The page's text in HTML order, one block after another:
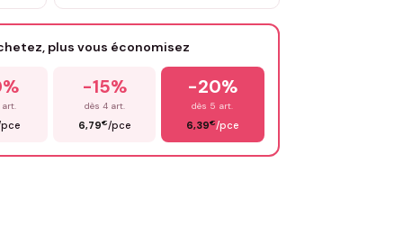
plus vous économisez
art.
-15%
dès 4 art.
6,79€/pce
-20%
dès 5 art.
6,39€/pce